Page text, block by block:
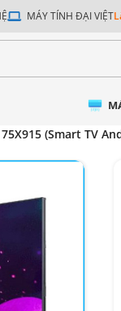
MÁY TÍNH ĐẠI VIỆT
(Smart TV